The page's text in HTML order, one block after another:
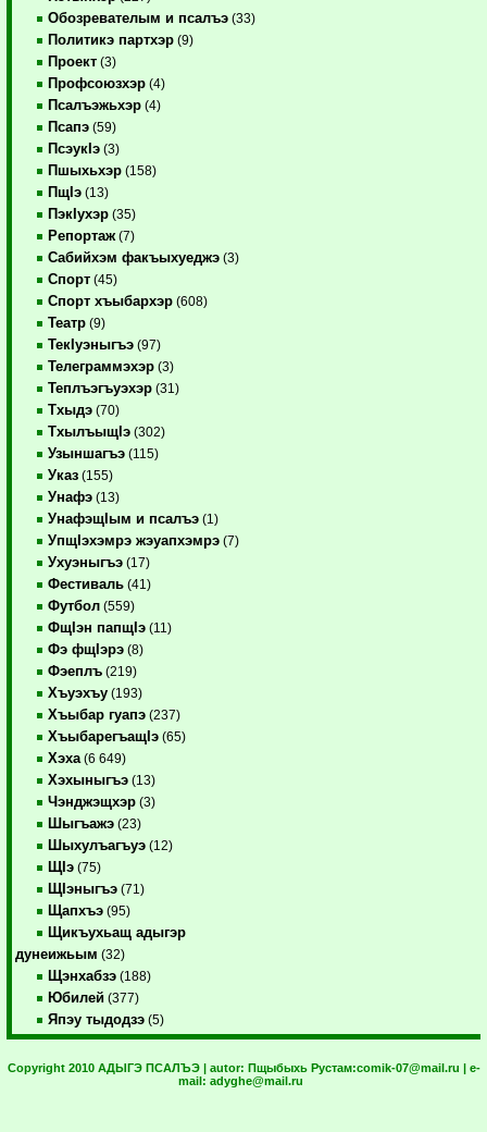
Обозревателым и псалъэ (33)
Политикэ партхэр (9)
Проект (3)
Профсоюзхэр (4)
Псалъэжьхэр (4)
Псапэ (59)
ПсэукIэ (3)
Пшыхьхэр (158)
ПщIэ (13)
ПэкIухэр (35)
Репортаж (7)
Сабийхэм факъыхуеджэ (3)
Спорт (45)
Спорт хъыбархэр (608)
Театр (9)
ТекIуэныгъэ (97)
Телеграммэхэр (3)
Теплъэгъуэхэр (31)
Тхыдэ (70)
ТхылъыщIэ (302)
Узыншагъэ (115)
Указ (155)
Унафэ (13)
УнафэщIым и псалъэ (1)
УпщIэхэмрэ жэуапхэмрэ (7)
Ухуэныгъэ (17)
Фестиваль (41)
Футбол (559)
ФщIэн папщIэ (11)
Фэ фщIэрэ (8)
Фэеплъ (219)
Хъуэхъу (193)
Хъыбар гуапэ (237)
ХъыбарегъащIэ (65)
Хэха (6 649)
Хэхыныгъэ (13)
Чэнджэщхэр (3)
Шыгъажэ (23)
Шыхулъагъуэ (12)
ЩIэ (75)
ЩIэныгъэ (71)
Щапхъэ (95)
Щикъухьащ адыгэр
дунеижьым (32)
Щэнхабзэ (188)
Юбилей (377)
Япэу тыдодзэ (5)
Copyright 2010 АДЫГЭ ПСАЛЪЭ | autor: Пщыбыхь Рустам:comik-07@mail.ru | e-
mail: adyghe@mail.ru